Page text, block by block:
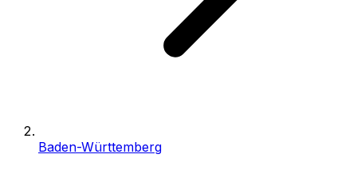
Baden-Württemberg